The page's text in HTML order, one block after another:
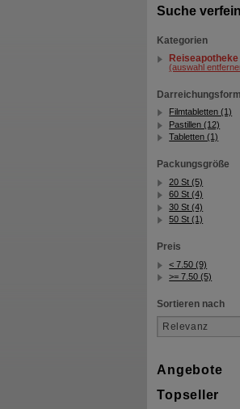
Suche
Kategorien
Reiseapotheke
(auswahl
Darreichungsform
Filmtabletten (1)
Pastillen (12)
Tabletten (1)
Packungsgröße
20 St (5)
60 St (4)
30 St (4)
50 St (1)
Preis
< 7.50 (9)
>= 7.50 (5)
Sortieren nach
Angebote
Topseller